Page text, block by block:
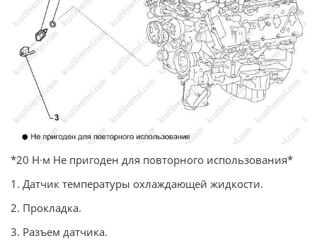
*20 Н∙м Не пригоден для повторного использования*
1. Датчик температуры охлаждающей жидкости.
2. Прокладка.
3. Разъем датчика.